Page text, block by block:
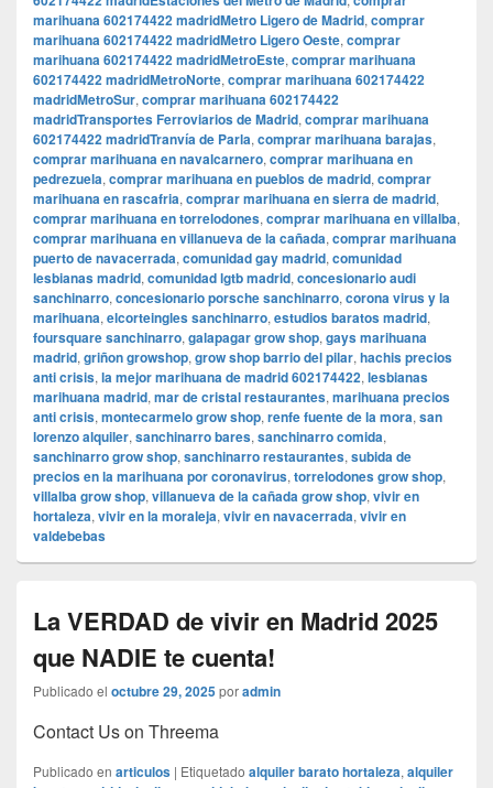
marihuana 602174422 madridMetro Ligero de Madrid, comprar
marihuana 602174422 madridMetro Ligero Oeste, comprar
marihuana 602174422 madridMetroEste, comprar marihuana
602174422 madridMetroNorte, comprar marihuana 602174422
madridMetroSur, comprar marihuana 602174422
madridTransportes Ferroviarios de Madrid, comprar marihuana
602174422 madridTranvía de Parla, comprar marihuana barajas,
comprar marihuana en navalcarnero, comprar marihuana en
pedrezuela, comprar marihuana en pueblos de madrid, comprar
marihuana en rascafria, comprar marihuana en sierra de madrid,
comprar marihuana en torrelodones, comprar marihuana en villalba,
comprar marihuana en villanueva de la cañada, comprar marihuana
puerto de navacerrada, comunidad gay madrid, comunidad
lesbianas madrid, comunidad lgtb madrid, concesionario audi
sanchinarro, concesionario porsche sanchinarro, corona virus y la
marihuana, elcorteingles sanchinarro, estudios baratos madrid,
foursquare sanchinarro, galapagar grow shop, gays marihuana
madrid, griñon growshop, grow shop barrio del pilar, hachis precios
anti crisis, la mejor marihuana de madrid 602174422, lesbianas
marihuana madrid, mar de cristal restaurantes, marihuana precios
anti crisis, montecarmelo grow shop, renfe fuente de la mora, san
lorenzo alquiler, sanchinarro bares, sanchinarro comida,
sanchinarro grow shop, sanchinarro restaurantes, subida de
precios en la marihuana por coronavirus, torrelodones grow shop,
villalba grow shop, villanueva de la cañada grow shop, vivir en
hortaleza, vivir en la moraleja, vivir en navacerrada, vivir en
valdebebas
La VERDAD de vivir en Madrid 2025
que NADIE te cuenta!
Publicado el octubre 29, 2025poradmin
Contact Us on Threema
Publicado en articulos | Etiquetado alquiler barato hortaleza, alquiler